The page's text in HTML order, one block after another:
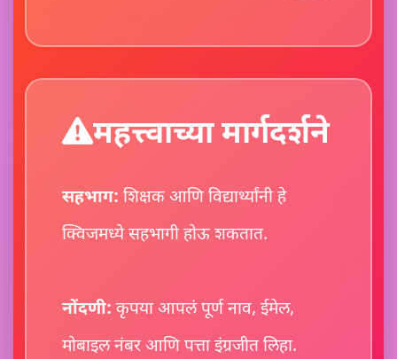
महत्त्वाच्या मार्गदर्शने
सहभाग: शिक्षक आणि विद्यार्थ्यांनी हे
क्विजमध्ये सहभागी होऊ शकतात.
नोंदणी: कृपया आपलं पूर्ण नाव, ईमेल,
मोबाइल नंबर आणि पत्ता इंग्रजीत लिहा.